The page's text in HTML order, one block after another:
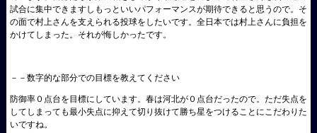
試合に集中できますしもっといいパフォーマンスが期待できると思うので。そ
の面で村上さんを支えられる投球をしたいです。全日本では村上さんに負担を
かけてしまった。それが悔しかったです。
－－数字的な部分での目標を教えてください
防御率０点台を目標にしています。春は河北が０点台だったので。ただ失点を
してしまっても最小失点に抑えて切り抜けて勝ち星をつけることにこだわりた
いですね。